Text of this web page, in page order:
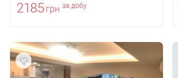
2185 грн за добу